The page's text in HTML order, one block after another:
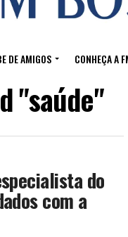
DE AMIGOS CONHEÇA A
"saúde"
do
com a